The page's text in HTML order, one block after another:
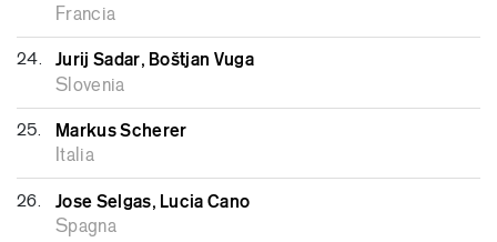
Francia
24. Jurij Sadar, Boštjan Vuga
Slovenia
25. Markus Scherer
Italia
26. Jose Selgas, Lucia Cano
Spagna